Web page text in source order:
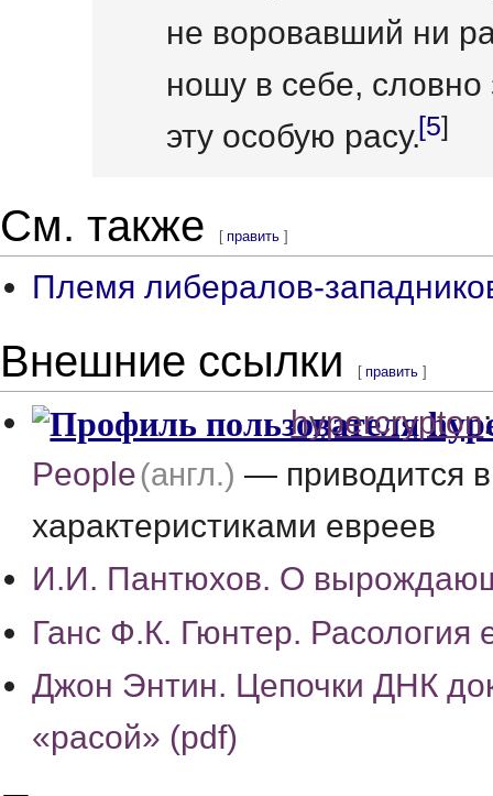
не воровавший ни
ношу в себе, словно
эту особую расу.[5]
См. также [ править ]
Племя либералов-
Внешние ссылки [ править ]
hypercrypton
People(англ.) — приводится
характеристиками евреев
И.И. Пантюхов. О
Ганс Ф.К. Гюнтер. Расология
Джон Энтин. Цепочки ДНК
«расой» (pdf)